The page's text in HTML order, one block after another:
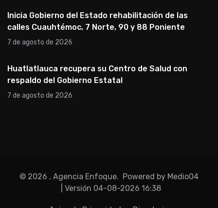
Inicia Gobierno del Estado rehabilitación de las
calles Cuauhtémoc, 7 Norte, 90 y 88 Poniente
7 de agosto de 2026
Huatlatlauca recupera su Centro de Salud con
respaldo del Gobierno Estatal
7 de agosto de 2026
© 2026 , Agencia Enfoque. Powered by Medio04
| Versión 04-08-2026 16:38